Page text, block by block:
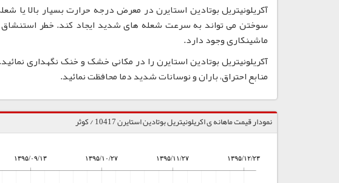
ماشینکاری وجود دارد.
منابع احتراق، باران و نوسانات شدید دما محافظت نمائید.
نمودار قیمت ماهانه ی اکریلونیتریل بوتادین استایرن 10417 / کوثر
۱۳۹۵/۰۹/۱۳ ۱۳۹۵/۱۰/۲۷ ۱۳۹۵/۱۱/۲۷ ۱۳۹۵/۱۲/۲۳